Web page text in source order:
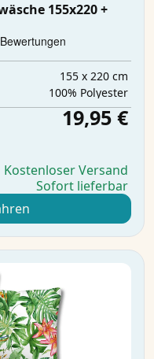
155x220 +
155 x 220 cm
‎100% Polyester
19,95 €
Kostenloser Versand
Sofort lieferbar